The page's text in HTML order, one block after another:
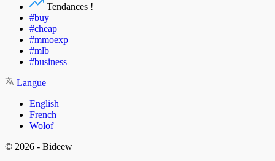
Tendances !
#buy
#cheap
#mmoexp
#mlb
#business
Langue
English
French
Wolof
© 2026 - Bideew